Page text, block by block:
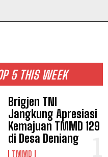
5 THIS WEEK
Brigjen TNI
Jangkung Apresiasi
Kemajuan TMMD 129
di Desa Deniang
TMMD